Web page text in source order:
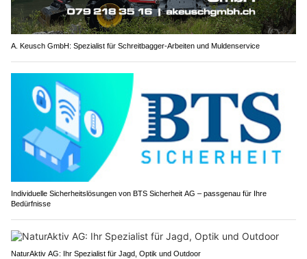
A. Keusch GmbH: Spezialist für Schreitbagger-Arbeiten und Muldenservice
Individuelle Sicherheitslösungen von BTS Sicherheit AG – passgenau für Ihre
Bedürfnisse
NaturAktiv AG: Ihr Spezialist für Jagd, Optik und Outdoor